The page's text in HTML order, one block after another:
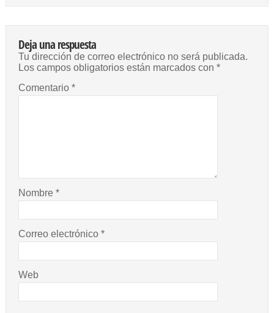
Deja una respuesta
Tu dirección de correo electrónico no será publicada.
Los campos obligatorios están marcados con *
Comentario *
Nombre *
Correo electrónico *
Web